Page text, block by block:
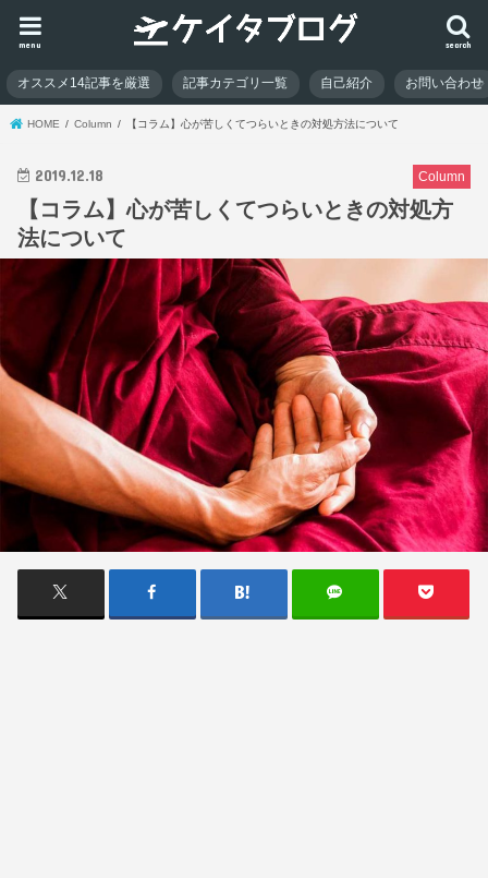
search
menu
オススメ14記事を厳選 記事カテゴリ一覧 自己紹介 お問い合わせ
HOME Column 【コラム】心が苦しくてつらいときの対処方法について
Column
2019.12.18
【コラム】心が苦しくてつらいときの対処方
法について